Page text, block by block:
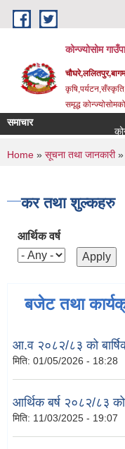
Skip to main content
कोन्ज्योसोम
समृद्ध
समाचार
You are
Home » सूचना तथा जानकारी»
कर तथा शुल्कहरु
आर्थिक वर्ष
बजेट तथा
आ.व २०८२/८३ को
मिति: 01/05/2026 - 18:28
आर्थिक बर्ष २०८२/८३
मिति: 11/03/2025 - 19:07